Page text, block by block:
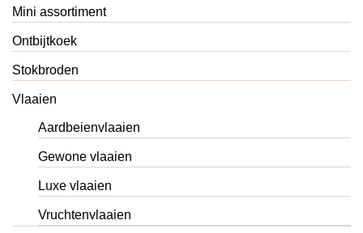
Mini assortiment
Ontbijtkoek
Stokbroden
Vlaaien
Aardbeienvlaaien
Gewone vlaaien
Luxe vlaaien
Vruchtenvlaaien